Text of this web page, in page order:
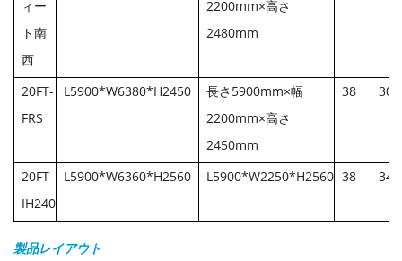
ィー
ト南
西
2200mm×高さ
2480mm
20FT-
FRS
L5900*W6380*H2450
長さ5900mm×幅
2200mm×高さ
2450mm
38
20FT-
IH240
L5900*W6360*H2560 L5900*W2250*H2560 38
製品レイアウト